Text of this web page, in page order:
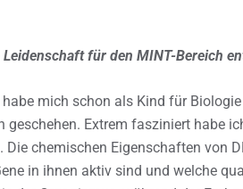
Leidenschaft für den MINT-Bereich
habe mich schon als Kind für
Extrem fasziniert habe
Die chemischen Eigenschaften von
in ihnen aktiv sind und welche